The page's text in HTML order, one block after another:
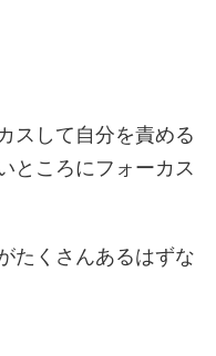
スして自分を責める
ところにフォーカス
たくさんあるはずな